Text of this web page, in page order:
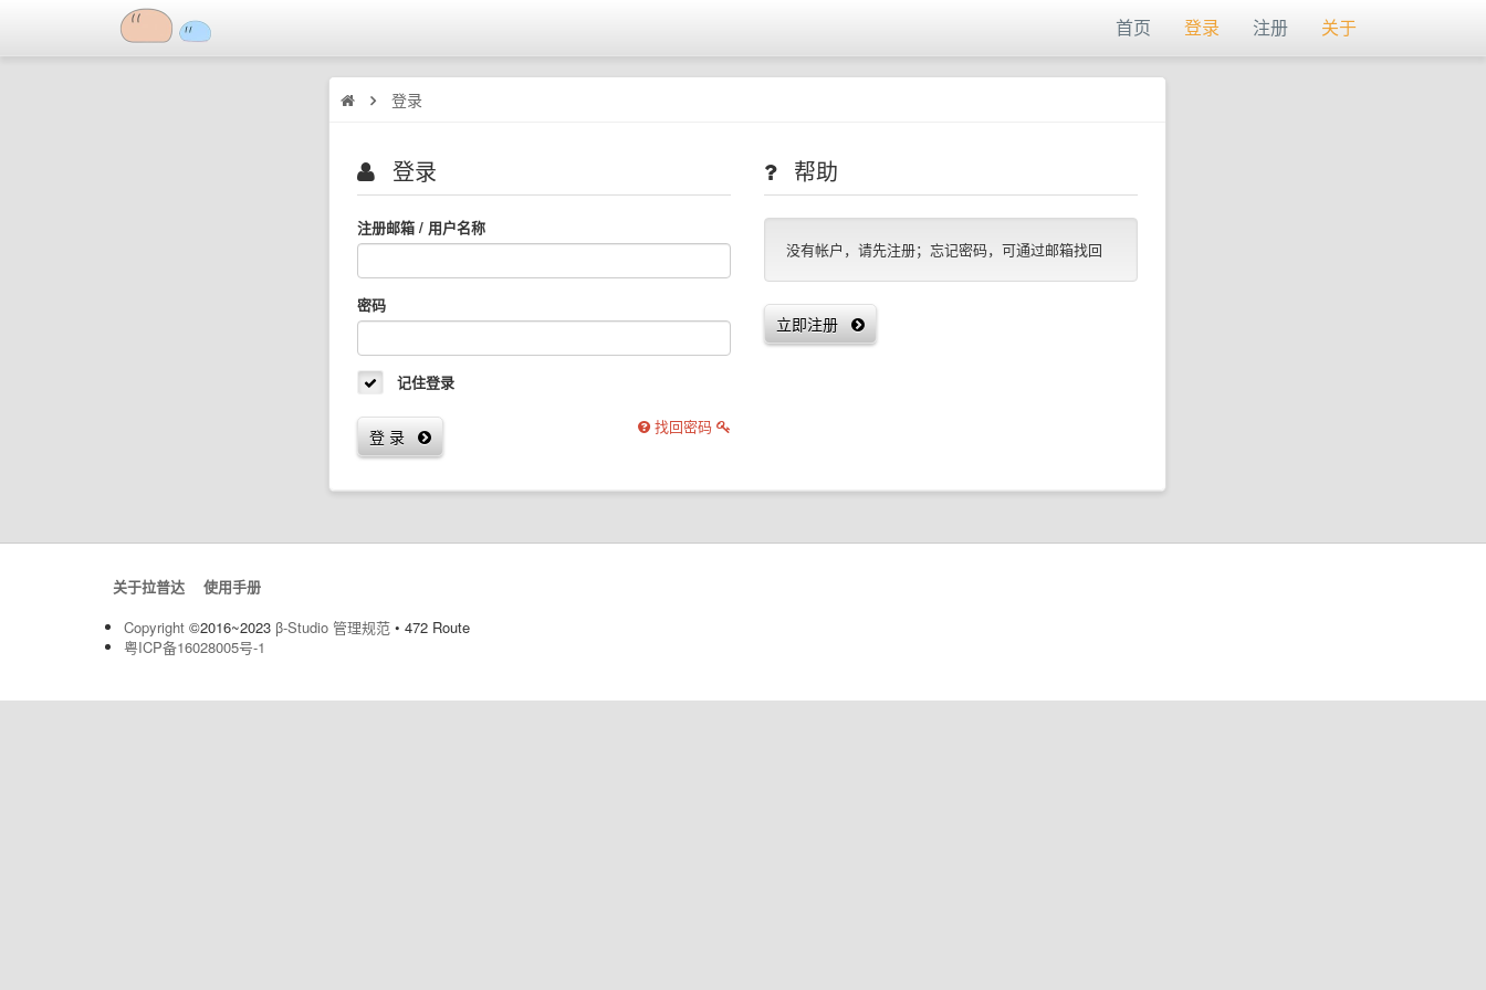
首页 登录 注册 关于
登录
登录
注册邮箱 / 用户名称
密码
记住登录
登 录 找回密码
帮助
没有帐户，请先注册；忘记密码，可通过邮箱找回
立即注册
关于拉普达
使用手册
Copyright ©2016~2023 β-Studio 管理规范 • 472 Route
粤ICP备16028005号-1